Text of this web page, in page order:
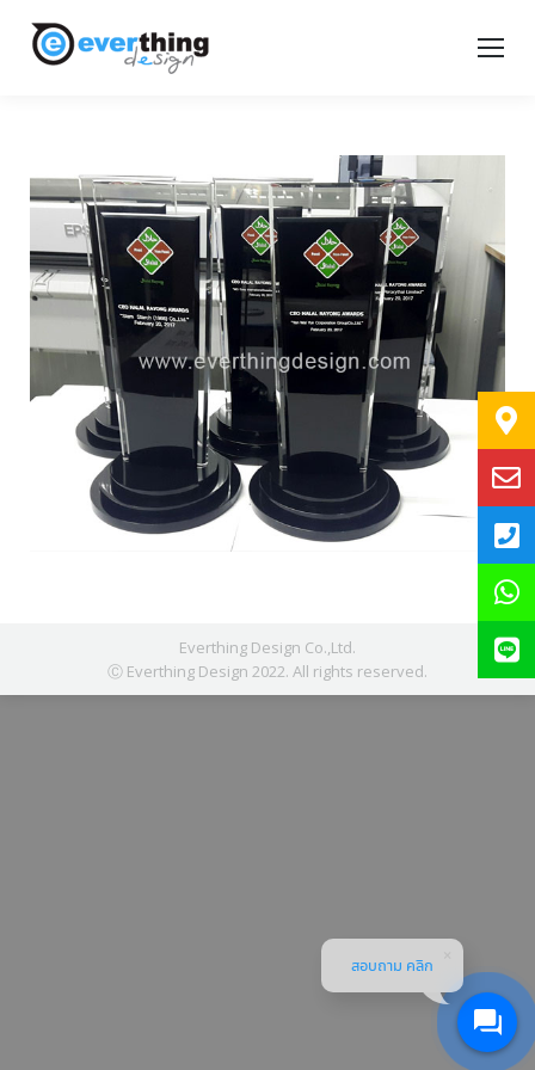
Everthing Design Co.,Ltd.
Ⓒ Everthing Design 2022. All rights reserved.
สอบถาม คลิก